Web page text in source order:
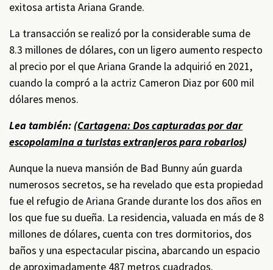
exitosa artista Ariana Grande.
La transacción se realizó por la considerable suma de
8.3 millones de dólares, con un ligero aumento respecto
al precio por el que Ariana Grande la adquirió en 2021,
cuando la compró a la actriz Cameron Diaz por 600 mil
dólares menos.
Lea también: (Cartagena: Dos capturadas por dar
escopolamina a turistas extranjeros para robarlos)
Aunque la nueva mansión de Bad Bunny aún guarda
numerosos secretos, se ha revelado que esta propiedad
fue el refugio de Ariana Grande durante los dos años en
los que fue su dueña. La residencia, valuada en más de 8
millones de dólares, cuenta con tres dormitorios, dos
baños y una espectacular piscina, abarcando un espacio
de aproximadamente 487 metros cuadrados.